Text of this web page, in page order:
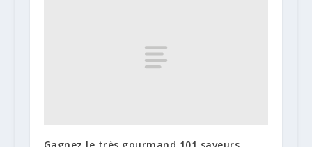
Gagnez le très gourmand 101 saveurs